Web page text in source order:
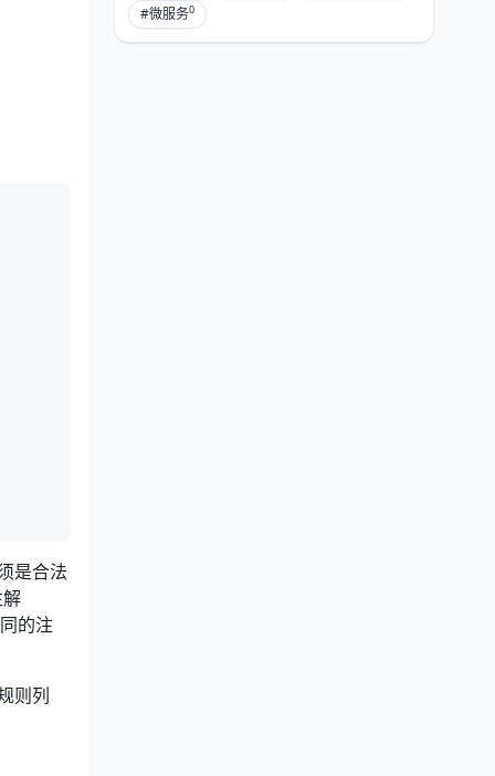
是合法
的注
则列
#微服务0